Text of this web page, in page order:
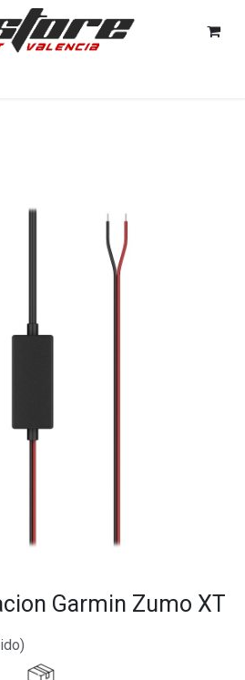
Garmin Zumo XT